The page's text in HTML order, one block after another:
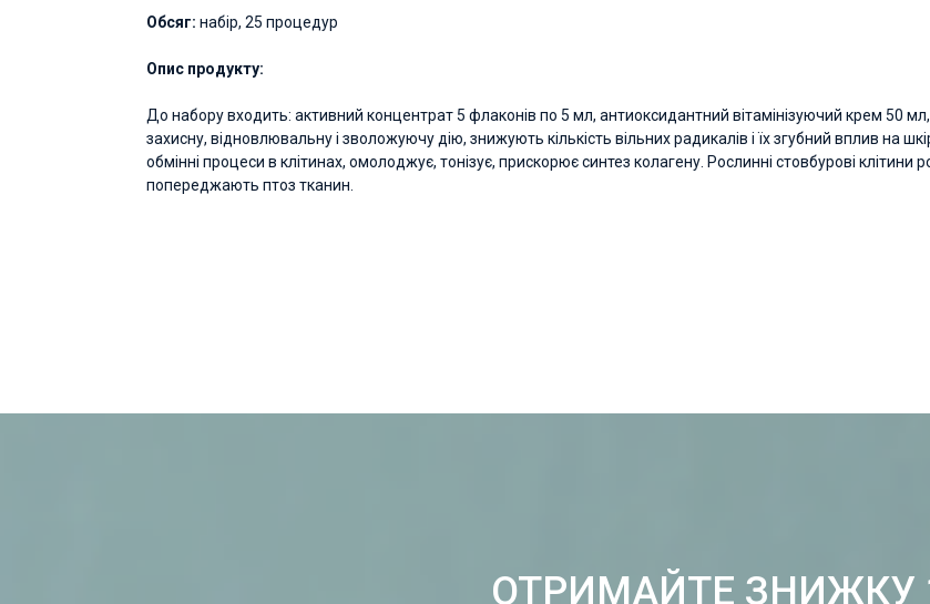
Обсяг: набір, 25 процедур
Опис продукту:
До набору входить: активний концентрат 5 флаконів по 5 мл, антиоксидантний вітамінізуючий крем 50
захисну, відновлювальну і зволожуючу дію, знижують кількість вільних радикалів і їх згубний вплив на
обмінні процеси в клітинах, омолоджує, тонізує, прискорює синтез колагену. Рослинні стовбурові
попереджають птоз тканин.
ОТРИМАЙТЕ ЗНИЖКУ